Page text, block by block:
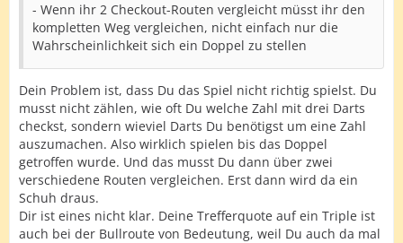
- Wenn ihr 2 Checkout-Routen vergleicht müsst ihr den
kompletten Weg vergleichen, nicht einfach nur die
Wahrscheinlichkeit sich ein Doppel zu stellen
Dein Problem ist, dass Du das Spiel nicht richtig spielst. Du
musst nicht zählen, wie oft Du welche Zahl mit drei Darts
checkst, sondern wieviel Darts Du benötigst um eine Zahl
auszumachen. Also wirklich spielen bis das Doppel
getroffen wurde. Und das musst Du dann über zwei
verschiedene Routen vergleichen. Erst dann wird da ein
Schuh draus.
Dir ist eines nicht klar. Deine Trefferquote auf ein Triple ist
auch bei der Bullroute von Bedeutung, weil Du auch da mal